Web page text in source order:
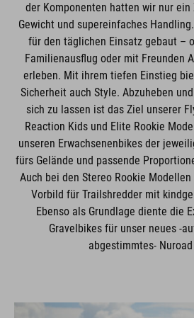
der Komponenten hatten wir nur ein
Gewicht und supereinfaches
für den täglichen Einsatz gebaut –
Familienausflug oder mit Freunden
erleben. Mit ihrem tiefen Einstieg
Sicherheit auch Style. Abzuheben
sich zu lassen ist das Ziel unserer
Reaction Kids und Elite Rookie
unseren Erwachsenenbikes der
fürs Gelände und passende
Auch bei den Stereo Rookie Modellen
Vorbild für Trailshredder mit
Ebenso als Grundlage diente die
Gravelbikes für unser neues -
abgestimmtes-